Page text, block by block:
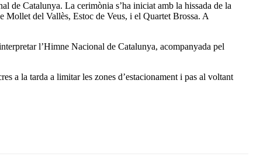
de Catalunya. La cerimònia s’ha iniciat amb la hissada de la
Mollet del Vallès, Estoc de Veus, i el Quartet Brossa. A
l’Himne Nacional de Catalunya, acompanyada pel
a la tarda a limitar les zones d’estacionament i pas al voltant